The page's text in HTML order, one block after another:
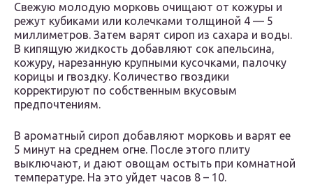
Свежую молодую морковь очищают от кожуры и
режут кубиками или колечками толщиной 4 — 5
миллиметров. Затем варят сироп из сахара и воды.
В кипящую жидкость добавляют сок апельсина,
кожуру, нарезанную крупными кусочками, палочку
корицы и гвоздку. Количество гвоздики
корректируют по собственным вкусовым
предпочтениям.
В ароматный сироп добавляют морковь и варят ее
5 минут на среднем огне. После этого плиту
выключают, и дают овощам остыть при комнатной
температуре. На это уйдет часов 8 – 10.